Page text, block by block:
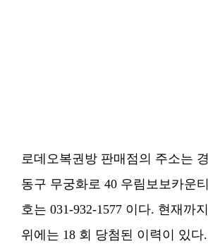
로데오복권방 판매점의 주소는
동구 무궁화로 40 우림보보카운
호는 031-932-1577 이다. 현재까
위에는 18 회 당첨된 이력이 있다.